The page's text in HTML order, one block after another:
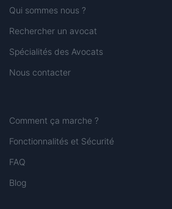
Qui sommes nous ?
Rechercher un avocat
Spécialités des Avocats
Nous contacter
Comment ça marche ?
Fonctionnalités et Sécurité
FAQ
Blog